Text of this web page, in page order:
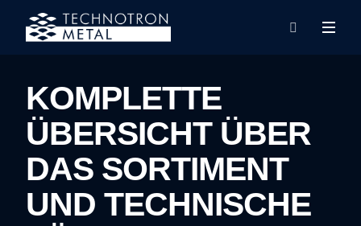
KOMPLETTE
ÜBERSICHT ÜBER
DAS SORTIMENT
UND TECHNISCHE